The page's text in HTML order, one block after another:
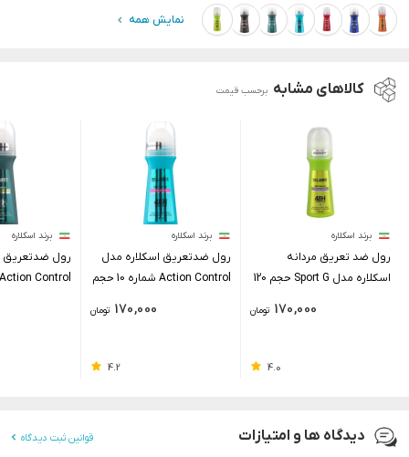
نمایش همه
کالاهای مشابه برحسب قیمت
برند اسکلاره
رول ضد تعریق مردانه
اسکلاره مدل Sport G حجم 120
تومان 170,000
4.0
برند اسکلاره
رول ضدتعریق اسکلاره مدل
Action Control شماره 10 حجم
تومان 170,000
4.2
برند اسکلاره
رول ضدتعریق
دیدگاه ها و امتیازات قوانین ثبت دیدگاه